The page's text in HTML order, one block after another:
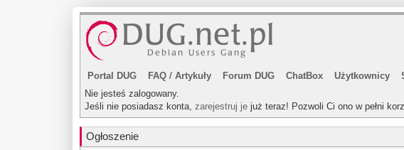
Portal DUG FAQ / Artykuły Forum DUG ChatBox Użytkownicy
Nie jesteś zalogowany.
Jeśli nie posiadasz konta, zarejestruj je już teraz! Pozwoli Ci ono w pełni
Ogłoszenie